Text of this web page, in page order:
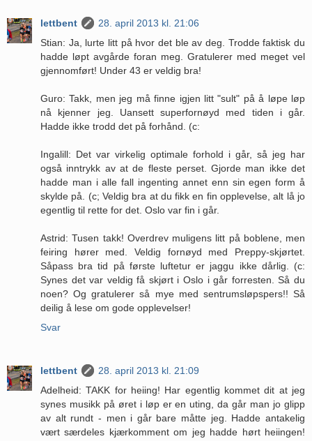
lettbent
28. april 2013 kl. 21:06
Stian: Ja, lurte litt på hvor det ble av deg. Trodde faktisk du
hadde løpt avgårde foran meg. Gratulerer med meget vel
gjennomført! Under 43 er veldig bra!
Guro: Takk, men jeg må finne igjen litt "sult" på å løpe løp
nå kjenner jeg. Uansett superfornøyd med tiden i går.
Hadde ikke trodd det på forhånd. (c:
Ingalill: Det var virkelig optimale forhold i går, så jeg har
også inntrykk av at de fleste perset. Gjorde man ikke det
hadde man i alle fall ingenting annet enn sin egen form å
skylde på. (c; Veldig bra at du fikk en fin opplevelse, alt lå jo
egentlig til rette for det. Oslo var fin i går.
Astrid: Tusen takk! Overdrev muligens litt på boblene, men
feiring hører med. Veldig fornøyd med Preppy-skjørtet.
Såpass bra tid på første luftetur er jaggu ikke dårlig. (c:
Synes det var veldig få skjørt i Oslo i går forresten. Så du
noen? Og gratulerer så mye med sentrumsløpspers!! Så
deilig å lese om gode opplevelser!
Svar
lettbent
28. april 2013 kl. 21:09
Adelheid: TAKK for heiing! Har egentlig kommet dit at jeg
synes musikk på øret i løp er en uting, da går man jo glipp
av alt rundt - men i går bare måtte jeg. Hadde antakelig
vært særdeles kjærkomment om jeg hadde hørt heiingen!